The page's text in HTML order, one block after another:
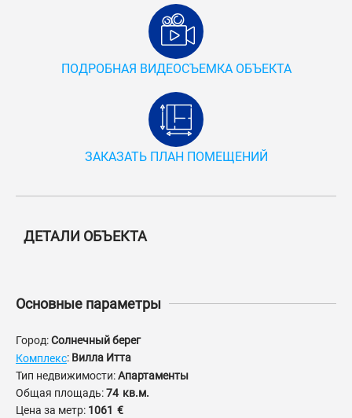
ПОДРОБНАЯ ВИДЕОСЪЕМКА ОБЪЕКТА
ЗАКАЗАТЬ ПЛАН ПОМЕЩЕНИЙ
ДЕТАЛИ ОБЪЕКТА
Основные параметры
Город:Солнечный берег
Комплекс: Вилла Итта
Тип недвижимости:Апартаменты
Общая площадь:74 кв.м.
Цена за метр: 1061 €